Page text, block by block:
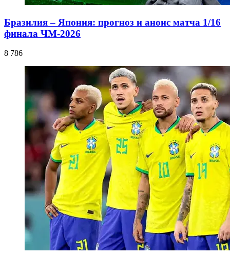
Бразилия – Япония: прогноз и анонс матча 1/16
финала ЧМ-2026
8 786